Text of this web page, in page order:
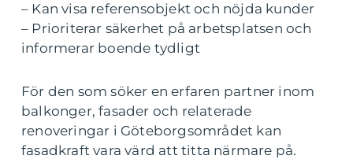
– Kan visa referensobjekt och nöjda kunder
– Prioriterar säkerhet på arbetsplatsen och
informerar boende tydligt
För den som söker en erfaren partner inom
balkonger, fasader och relaterade
renoveringar i Göteborgsområdet kan
fasadkraft vara värd att titta närmare på.